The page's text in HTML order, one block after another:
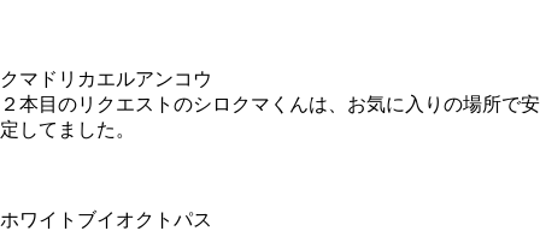
クマドリカエルアンコウ
２本目のリクエストのシロクマくんは、お気に入りの場所で安
定してました。
ホワイトブイオクトパス